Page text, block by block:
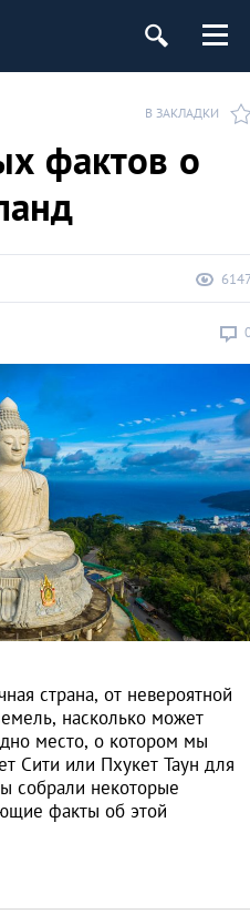
В ЗАКЛАДКИ
фактов о
страна, от невероятной
насколько может
место, о котором мы
Сити или Пхукет Таун для
собрали некоторые
факты об этой